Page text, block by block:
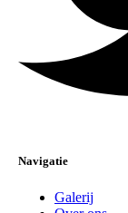
Navigatie
Galerij